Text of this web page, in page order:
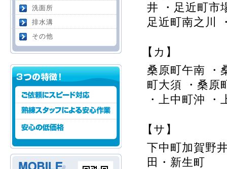
井 ・足近町市
足近町南之川
【カ】
桑原町午南 ・
町大須 ・桑原
・上中町沖
【サ】
下中町加賀野
田・新生町
洗面所
排水溝
その他